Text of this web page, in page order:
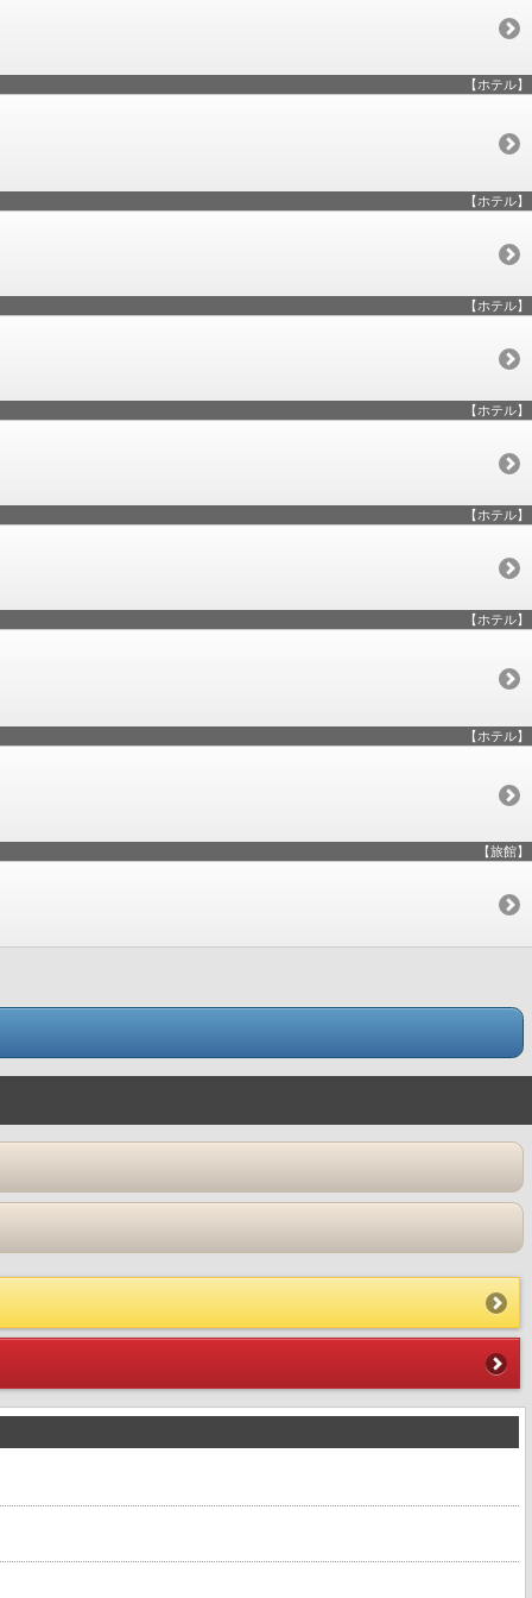
【ホテル】
【ホテル】
【ホテル】
【ホテル】
【ホテル】
【ホテル】
【ホテル】
【旅館】